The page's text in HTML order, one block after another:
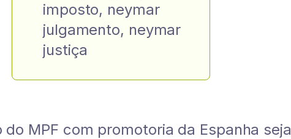
imposto, neymar
julgamento, neymar
justiça
MPF com promotoria da Espanha seja